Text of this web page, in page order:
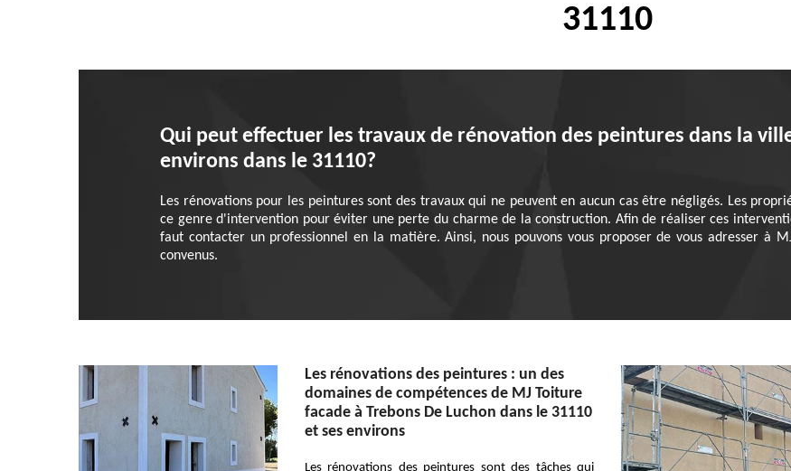
31110
Qui peut effectuer les travaux de rénovation des peintures dans la
environs dans le 31110?
Les rénovations pour les peintures sont des travaux qui ne peuvent en aucun cas être négligés. Les
ce genre d'intervention pour éviter une perte du charme de la construction. Afin de réaliser ces
faut contacter un professionnel en la matière. Ainsi, nous pouvons vous proposer de vous adresser à
convenus.
Les rénovations des peintures : un des
domaines de compétences de MJ Toiture
facade à Trebons De Luchon dans le 31110
et ses environs
Les rénovations des peintures sont des tâches qui